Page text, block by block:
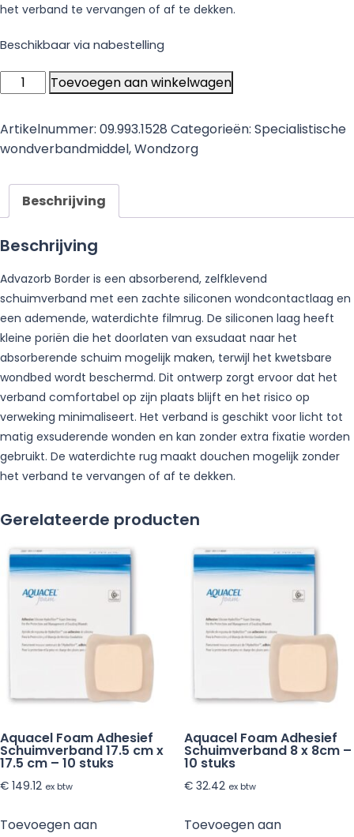
het verband te vervangen of af te dekken.
Beschikbaar via nabestelling
Advazorb
Border
Absorberend
Schuimverband
20cm)
-
10
stuks
aantal
Toevoegen aan winkelwagen
Artikelnummer: 09.993.1528 Categorieën: Specialistische
wondverbandmiddel,Wondzorg
Beschrijving
Beschrijving
Advazorb Border is een absorberend, zelfklevend
schuimverband met een zachte siliconen wondcontactlaag en
een ademende, waterdichte filmrug. De siliconen laag heeft
kleine poriën die het doorlaten van exsudaat naar het
absorberende schuim mogelijk maken, terwijl het kwetsbare
wondbed wordt beschermd. Dit ontwerp zorgt ervoor dat het
verband comfortabel op zijn plaats blijft en het risico op
verweking minimaliseert. Het verband is geschikt voor licht tot
matig exsuderende wonden en kan zonder extra fixatie worden
gebruikt. De waterdichte rug maakt douchen mogelijk zonder
het verband te vervangen of af te dekken.
Gerelateerde producten
Aquacel Foam Adhesief
Schuimverband 17.5 cm x
17.5 cm – 10 stuks
€ 149.12 ex btw
Toevoegen aan
Aquacel Foam Adhesief
Schuimverband 8 x 8cm –
10 stuks
€32.42 ex btw
Toevoegen aan